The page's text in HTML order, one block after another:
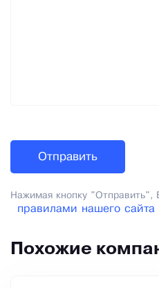
Нажимая кнопку "Отправить",
правилами нашего сайта
Похожие